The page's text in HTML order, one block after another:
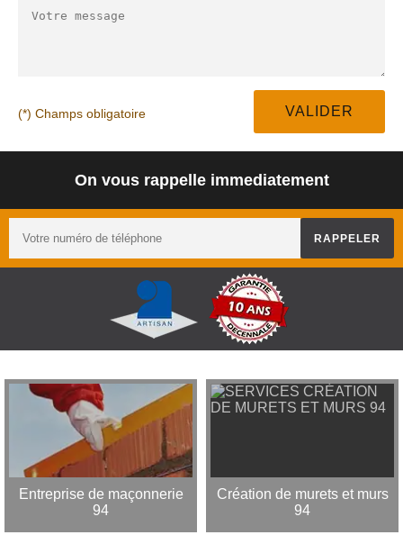
(*) Champs obligatoire
On vous rappelle immediatement
Entreprise de maçonnerie
94
Création de murets et murs
94